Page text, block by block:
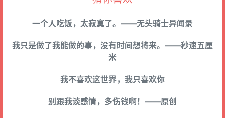
一个人吃饭，太寂寞了。——无头骑士异闻录
我只是做了我能做的事，没有时间想将来。——秒速五厘
米
我不喜欢这世界，我只喜欢你
别跟我谈感情，多伤钱啊！——原创